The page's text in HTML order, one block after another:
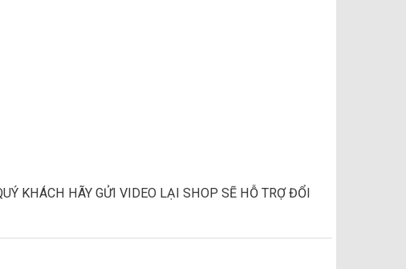
KHÁCH HÃY GỬI VIDEO LẠI SHOP SẼ HỖ TRỢ ĐỔI